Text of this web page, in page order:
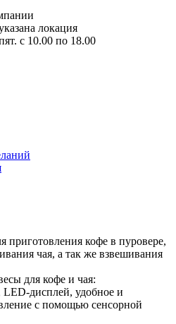
локация
с 10.00 по 18.00
приготовления кофе в пуровере,
чая, а так же взвешивания
для кофе и чая:
дисплей, удобное и
с помощью сенсорной